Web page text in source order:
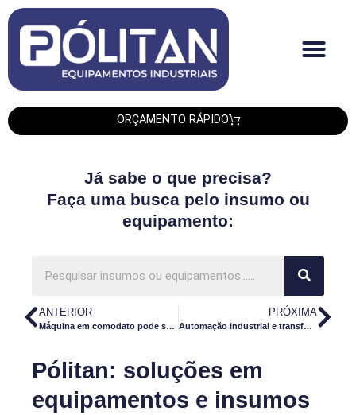
ORÇAMENTO RÁPIDO
Já sabe o que precisa?
Faça uma busca pelo insumo ou
equipamento:
ANTERIOR
Máquina em comodato pode ser a solução para a sua produção
PRÓXIMA
Automação industrial e transformação digital: qual a relação?
Pólitan: soluções em
equipamentos e insumos